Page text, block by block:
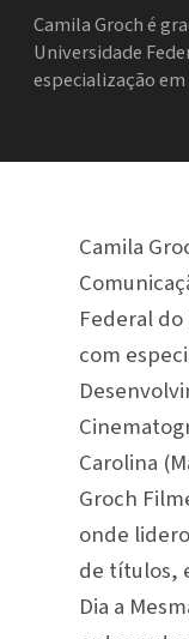
Camila Groch é
Universidade
especialização
Camila
Federal do
com
Carolina
Groch
onde
de títulos,
Dia a